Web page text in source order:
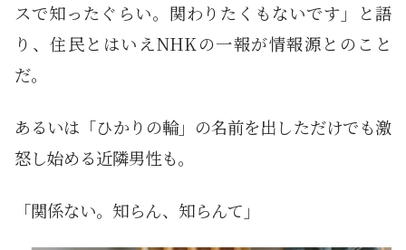
スで知ったぐらい。関わりたくもないです」と語
り、住民とはいえNHKの一報が情報源とのこと
だ。
あるいは「ひかりの輪」の名前を出しただけでも激
怒し始める近隣男性も。
「関係ない。知らん、知らんて」